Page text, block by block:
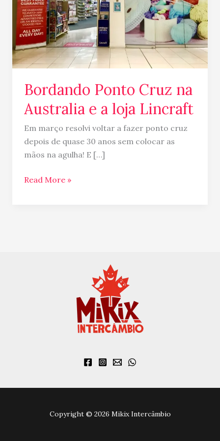
Bordando Ponto Cruz na
Australia e a loja Lincraft
Em março resolvi voltar a fazer ponto cruz
depois de quase 30 anos sem colocar as
mãos na agulha! E […]
a
loja
Lincraft
Read More »
Copyright © 2026 Mikix Intercâmbio